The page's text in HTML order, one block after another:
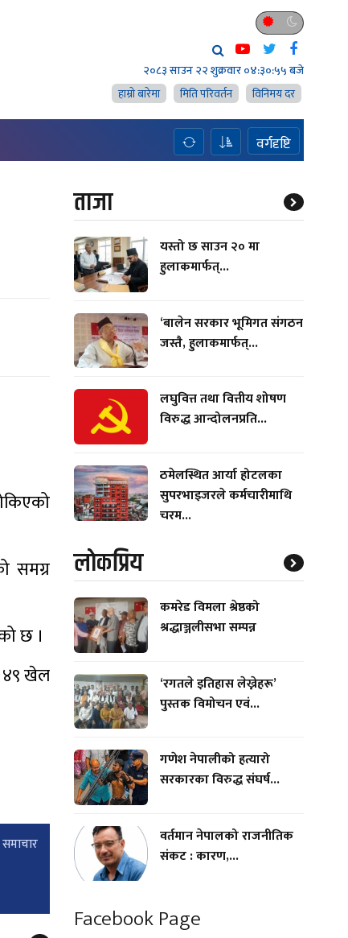
२०८३ साउन २२ शुक्रवार०४:३०:५६ बजे
हाम्राे बारेमा
मिति परिवर्तन विनिमय दर
वर्गदृष्टि
समग्र
छ ।
४९ खेल
ताजा
यस्तो छ साउन २० मा
हुलाकमार्फत्...
‘बालेन सरकार भूमिगत संगठन
जस्तै, हुलाकमार्फत्...
लघुवित्त तथा वित्तीय शोषण
विरुद्ध आन्दोलनप्रति...
ठमेलस्थित आर्या होटलका
सुपरभाइजरले कर्मचारीमाथि
चरम...
लाेकप्रिय
कमरेड विमला श्रेष्ठको
श्रद्धाञ्जलीसभा सम्पन्न
‘रगतले इतिहास लेख्नेहरू’
पुस्तक विमोचन एवं...
गणेश नेपालीको हत्यारो
सरकारका विरुद्ध संघर्ष...
वर्तमान नेपालको राजनीतिक
संकट : कारण,...
Facebook Page